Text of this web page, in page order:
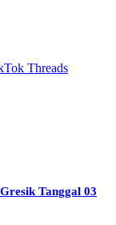
Threads
Tanggal 03